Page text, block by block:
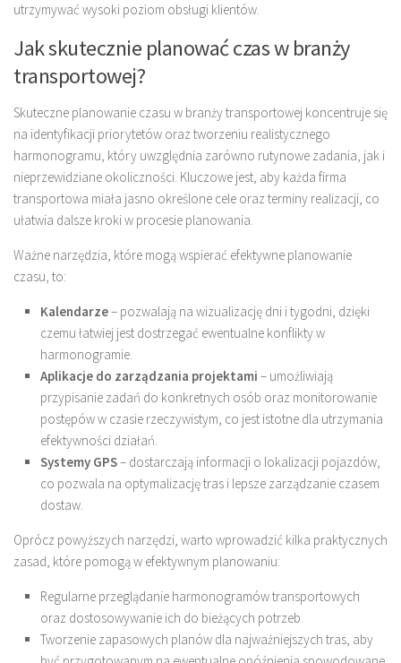
utrzymywać wysoki poziom obsługi klientów.
Jak skutecznie planować czas w branży
transportowej?
Skuteczne planowanie czasu w branży transportowej koncentruje się
na identyfikacji priorytetów oraz tworzeniu realistycznego
harmonogramu, który uwzględnia zarówno rutynowe zadania, jak i
nieprzewidziane okoliczności. Kluczowe jest, aby każda firma
transportowa miała jasno określone cele oraz terminy realizacji, co
ułatwia dalsze kroki w procesie planowania.
Ważne narzędzia, które mogą wspierać efektywne planowanie
czasu, to:
Kalendarze– pozwalają na wizualizację dni i tygodni, dzięki
czemu łatwiej jest dostrzegać ewentualne konflikty w
harmonogramie.
Aplikacje do zarządzania projektami – umożliwiają
przypisanie zadań do konkretnych osób oraz monitorowanie
postępów w czasie rzeczywistym, co jest istotne dla utrzymania
efektywności działań.
Systemy GPS– dostarczają informacji o lokalizacji pojazdów,
co pozwala na optymalizację tras i lepsze zarządzanie czasem
dostaw.
Oprócz powyższych narzędzi, warto wprowadzić kilka praktycznych
zasad, które pomogą w efektywnym planowaniu:
Regularne przeglądanie harmonogramów transportowych
oraz dostosowywanie ich do bieżących potrzeb.
Tworzenie zapasowych planów dla najważniejszych tras, aby